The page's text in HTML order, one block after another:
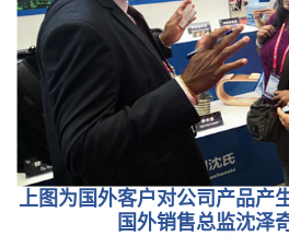
上图为国外客户对公司产品产
国外销售总监沈泽